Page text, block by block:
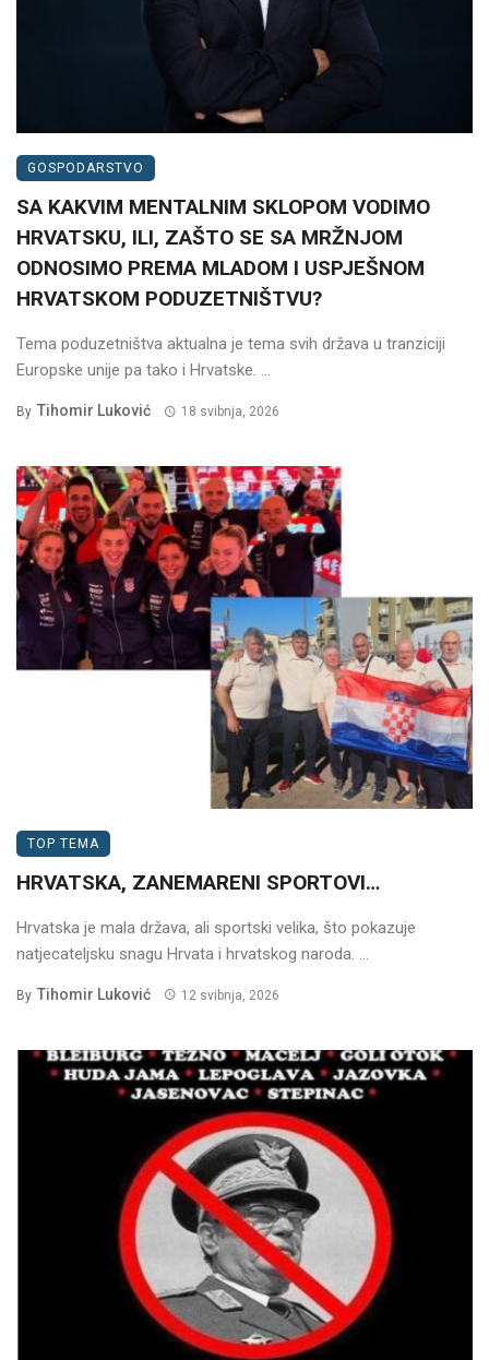
GOSPODARSTVO
SA KAKVIM MENTALNIM SKLOPOM VODIMO
HRVATSKU, ILI, ZAŠTO SE SA MRŽNJOM
ODNOSIMO PREMA MLADOM I USPJEŠNOM
HRVATSKOM PODUZETNIŠTVU?
Tema poduzetništva aktualna je tema svih država u tranziciji
Europske unije pa tako i Hrvatske. ...
By Tihomir Luković 18 svibnja, 2026
TOP TEMA
HRVATSKA, ZANEMARENI SPORTOVI…
Hrvatska je mala država, ali sportski velika, što pokazuje
natjecateljsku snagu Hrvata i hrvatskog naroda. ...
By Tihomir Luković 12 svibnja, 2026